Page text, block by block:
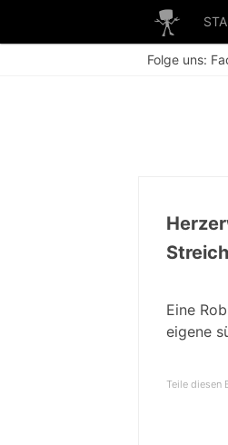
Folge uns:
Eine
eigene
Teile diesen